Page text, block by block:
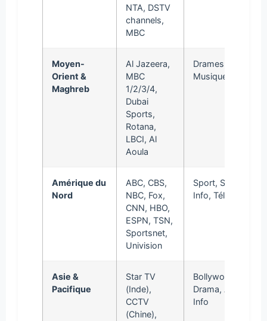
NTA, DSTV
channels,
MBC
Moyen-
Orient &
Maghreb
Al Jazeera,
MBC
1/2/3/4,
Dubai
Sports,
Rotana,
LBCI, Al
Aoula
Drames, Info,
Musique, Sport
Amérique du
Nord
ABC, CBS,
NBC, Fox,
CNN, HBO,
ESPN, TSN,
Sportsnet,
Univision
Sport, Séries,
Info, Téléréalité
Asie &
Pacifique
Star TV
(Inde),
CCTV
(Chine),
Bollywood,
Drama, Anime,
Info